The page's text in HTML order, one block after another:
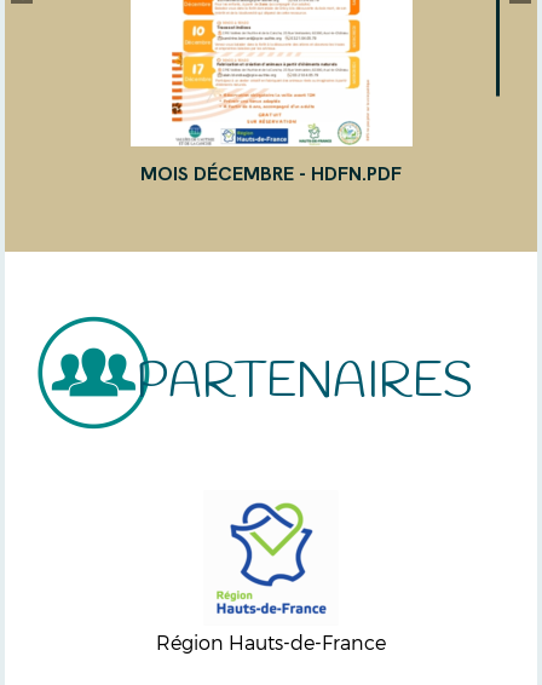
MOIS DÉCEMBRE - HDFN.PDF
PARTENAIRES
Région Hauts-de-France